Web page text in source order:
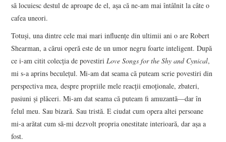
să locuiesc destul de aproape de el, aşa că ne-am mai întâlnit la câte o
cafea uneori.
Totuşi, una dintre cele mai mari influenţe din ultimii ani o are Robert
Shearman, a cărui operă este de un umor negru foarte inteligent. După
ce i-am citit colecţia de povestiriLove Songs for the Shy and Cynical,
mi s-a aprins beculeţul. Mi-am dat seama că puteam scrie povestiri din
perspectiva mea, despre propriile mele reacţii emoţionale, zbateri,
pasiuni şi plăceri. Mi-am dat seama că puteam fi amuzantă—dar în
felul meu. Sau bizară. Sau tristă. E ciudat cum opera altei persoane
mi-a arătat cum să-mi dezvolt propria onestitate interioară, dar aşa a
fost.